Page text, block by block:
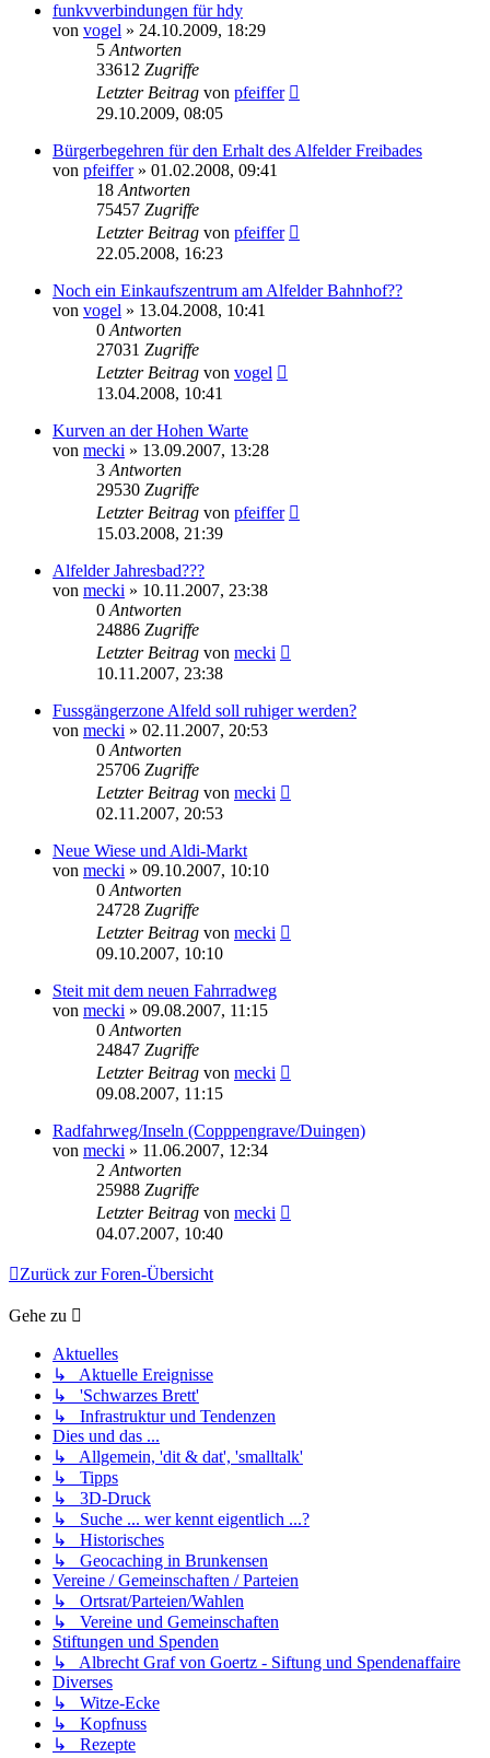
funkvverbindungen für hdy
von vogel » 24.10.2009, 18:29
5 Antworten
33612 Zugriffe
Letzter Beitrag von pfeiffer
29.10.2009, 08:05
Bürgerbegehren für den Erhalt des Alfelder Freibades
von pfeiffer» 01.02.2008, 09:41
18 Antworten
75457 Zugriffe
Letzter Beitrag von pfeiffer
22.05.2008, 16:23
Noch ein Einkaufszentrum am Alfelder Bahnhof??
von vogel » 13.04.2008, 10:41
0 Antworten
27031 Zugriffe
Letzter Beitrag von vogel
13.04.2008, 10:41
Kurven an der Hohen Warte
von mecki » 13.09.2007, 13:28
3 Antworten
29530 Zugriffe
Letzter Beitrag von pfeiffer
15.03.2008, 21:39
Alfelder Jahresbad???
von mecki » 10.11.2007, 23:38
0 Antworten
24886 Zugriffe
Letzter Beitrag von mecki
10.11.2007, 23:38
Fussgängerzone Alfeld soll ruhiger werden?
von mecki » 02.11.2007, 20:53
0 Antworten
25706 Zugriffe
Letzter Beitrag von mecki
02.11.2007, 20:53
Neue Wiese und Aldi-Markt
von mecki » 09.10.2007, 10:10
0 Antworten
24728 Zugriffe
Letzter Beitrag von mecki
09.10.2007, 10:10
Steit mit dem neuen Fahrradweg
von mecki » 09.08.2007, 11:15
0 Antworten
24847 Zugriffe
Letzter Beitrag von mecki
09.08.2007, 11:15
Radfahrweg/Inseln (Copppengrave/Duingen)
von mecki » 11.06.2007, 12:34
2 Antworten
25988 Zugriffe
Letzter Beitrag von mecki
04.07.2007, 10:40
Zurück zur Foren-Übersicht
Gehe zu
Aktuelles
↳ Aktuelle Ereignisse
↳ 'Schwarzes Brett'
↳ Infrastruktur und Tendenzen
Dies und das ...
↳ Allgemein, 'dit & dat', 'smalltalk'
↳ Tipps
↳ 3D-Druck
↳ Suche ... wer kennt eigentlich ...?
↳ Historisches
↳ Geocaching in Brunkensen
Vereine / Gemeinschaften / Parteien
↳ Ortsrat/Parteien/Wahlen
↳ Vereine und Gemeinschaften
Stiftungen und Spenden
↳ Albrecht Graf von Goertz - Siftung und Spendenaffaire
Diverses
↳ Witze-Ecke
↳ Kopfnuss
↳ Rezepte